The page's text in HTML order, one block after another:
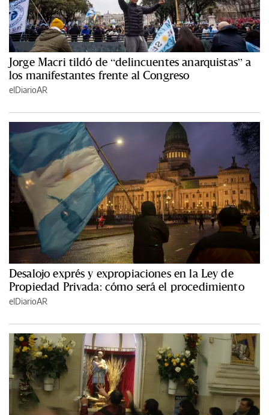
Jorge Macri tildó de “delincuentes anarquistas” a
los manifestantes frente al Congreso
elDiarioAR
Desalojo exprés y expropiaciones en la Ley de
Propiedad Privada: cómo será el procedimiento
elDiarioAR